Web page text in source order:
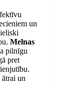
un
Melnas
pilnīgu
pret
ātrai un